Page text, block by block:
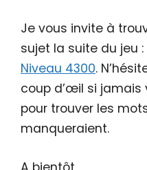
Je vous invite à
sujet la suite du jeu :
Niveau 4300.
coup d’œil si jamais
pour trouver les
manqueraient.